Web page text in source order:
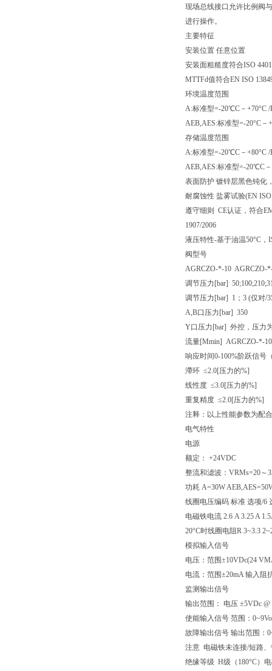
现场总线接口允许比例阀
进行操作。
主要特征
安装位置 任意位置
安装面粗糙度符合ISO
MTTFd值符合EN ISO
环境温度范围
A:标准型=-20℃C－+70°C /
AEB,AES:标准型=-20°C－
存储温度范围
A:标准型=-20℃C－+80°C /
AEB,AES:标准型=-20℃C－
表面防护 镀锌层黑色钝化
耐腐蚀性 盐雾试验(EN
遵守细则 CE认证，符合
1907/2006
液压特性-基于油温50°C，
阀型号
AGRCZO-*-10 AGRCZO-
调节压力[bar]
调节压力[bar] 1；3 (仅对/
A,B口压力[bar] 350
Y口压力[bar] 外控，压力
流量[Mmin] AGRCZO-*-
响应时间0-100%阶跃信号
滯环 ≤2.0[压力的%]
线性度 ≤3.0[压力的%]
重复精度 ≤2.0[压力的%]
注释：以上性能参数为配
电气特性
电源
额定： +24VDC
整流和滤波：VRMs=20～
功耗 A=30W
线圈电压编码 标准 选项/6
电磁铁电流 2.6 A 3.25 A
20°C时线圈电阻R 3~3.3
模拟输入信号
电压：范围±10VDc(24
电流：范围±20mA 输入阻
监测输出信号
输出范围： 电压 ±5VDc @
使能输入信号 范围：
故障输出信号 输出范围：
注意 电磁铁未连接/短路
绝缘等级 H级（180°C）